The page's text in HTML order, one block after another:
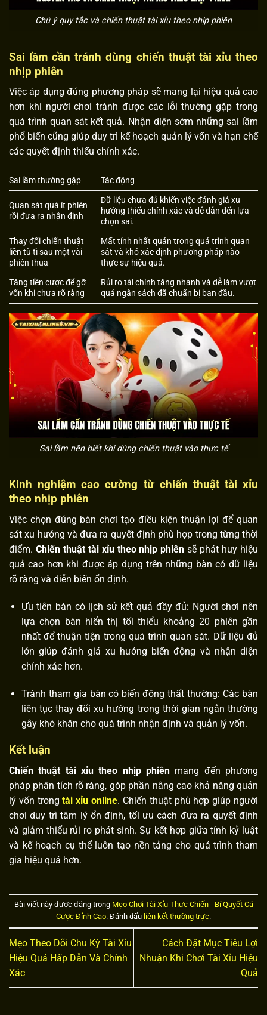
Chú ý quy tắc và chiến thuật tài xỉu theo nhịp phiên
Sai lầm cần tránh dùng chiến thuật tài xỉu theo
nhịp phiên
Việc áp dụng đúng phương pháp sẽ mang lại hiệu quả cao
hơn khi người chơi tránh được các lỗi thường gặp trong
quá trình quan sát kết quả. Nhận diện sớm những sai lầm
phổ biến cũng giúp duy trì kế hoạch quản lý vốn và hạn chế
các quyết định thiếu chính xác.
Sai lầm thường gặp Tác động
Quan sát quá ít phiên
rồi đưa ra nhận định
Dữ liệu chưa đủ khiến việc đánh giá xu
hướng thiếu chính xác và dễ dẫn đến lựa
chọn sai.
Thay đổi chiến thuật
liền tù tì sau một vài
phiên thua
Mất tính nhất quán trong quá trình quan
sát và khó xác định phương pháp nào
thực sự hiệu quả.
Tăng tiền cược để gỡ
vốn khi chưa rõ ràng
Rủi ro tài chính tăng nhanh và dễ làm vượt
quá ngân sách đã chuẩn bị ban đầu.
Sai lầm nên biết khi dùng chiến thuật vào thực tế
Kinh nghiệm cao cường từ chiến thuật tài xỉu
theo nhịp phiên
Việc chọn đúng bàn chơi tạo điều kiện thuận lợi để quan
sát xu hướng và đưa ra quyết định phù hợp trong từng thời
điểm. Chiến thuật tài xỉu theo nhịp phiên sẽ phát huy hiệu
quả cao hơn khi được áp dụng trên những bàn có dữ liệu
rõ ràng và diễn biến ổn định.
Ưu tiên bàn có lịch sử kết quả đầy đủ: Người chơi nên
lựa chọn bàn hiển thị tối thiểu khoảng 20 phiên gần
nhất để thuận tiện trong quá trình quan sát. Dữ liệu đủ
lớn giúp đánh giá xu hướng biến động và nhận diện
chính xác hơn.
Tránh tham gia bàn có biến động thất thường: Các bàn
liên tục thay đổi xu hướng trong thời gian ngắn thường
gây khó khăn cho quá trình nhận định và quản lý vốn.
Kết luận
Chiến thuật tài xỉu theo nhịp phiên mang đến phương
pháp phân tích rõ ràng, góp phần nâng cao khả năng quản
lý vốn trongtài xỉu online. Chiến thuật phù hợp giúp người
chơi duy trì tâm lý ổn định, tối ưu cách đưa ra quyết định
và giảm thiểu rủi ro phát sinh. Sự kết hợp giữa tính kỷ luật
và kế hoạch cụ thể luôn tạo nền tảng cho quá trình tham
gia hiệu quả hơn.
Bài viết này được đăng trong Mẹo Chơi Tài Xỉu Thực Chiến - Bí Quyết Cá
Cược Đỉnh Cao. Đánh dấu liên kết thường trực.
Mẹo Theo Dõi Chu Kỳ Tài Xỉu
Hiệu Quả Hấp Dẫn Và Chính
Xác
Cách Đặt Mục Tiêu Lợi
Nhuận Khi Chơi Tài Xỉu Hiệu
Quả